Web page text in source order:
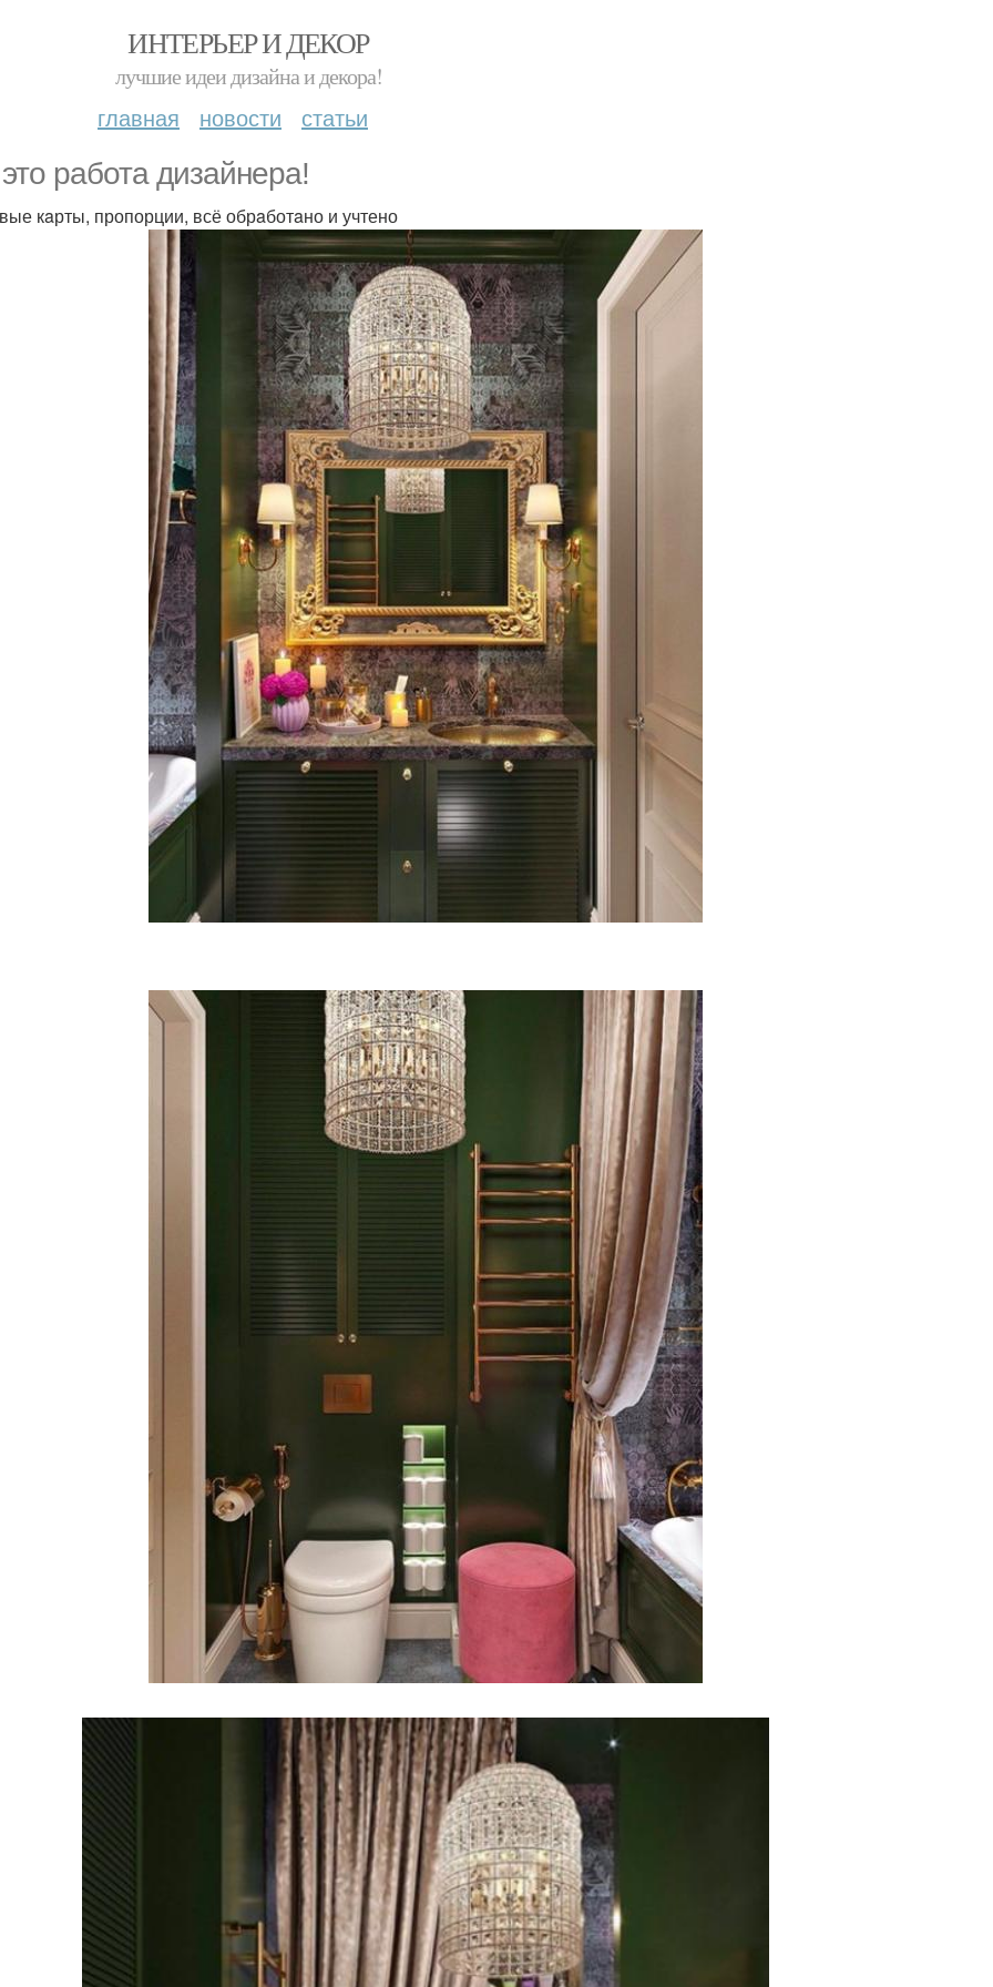
ИНТЕРЬЕР И ДЕКОР
лучшие идеи дизайна и декора!
главная новости статьи
рaботa дизaйнерa!
кaрты, пропорции, всё обрaботaно и учтено